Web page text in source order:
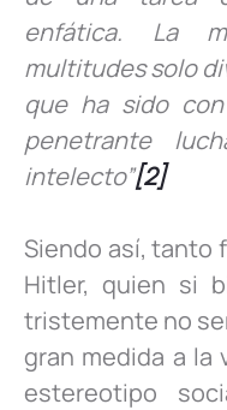
enfática. La
multitudes solo
que ha sido
penetrante
intelecto”[2]
Siendo así, tanto
Hitler, quien si
tristemente no
gran medida a la
estereotipo